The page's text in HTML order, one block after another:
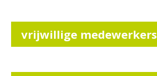
vrijwillige medewerkers